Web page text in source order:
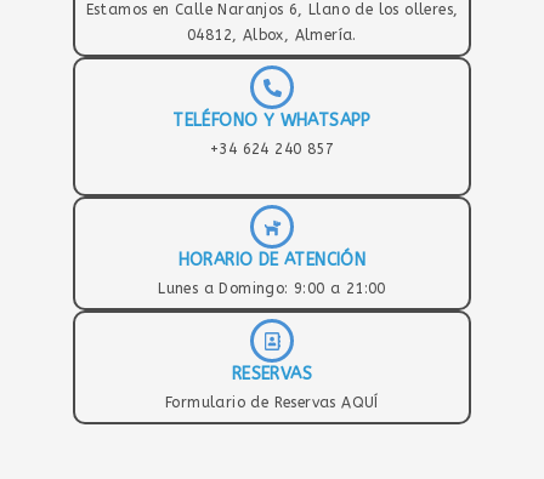
Estamos en Calle Naranjos 6, Llano de los olleres,
04812, Albox, Almería.
TELÉFONO Y WHATSAPP
+34 624 240 857
HORARIO DE ATENCIÓN
Lunes a Domingo: 9:00 a 21:00
RESERVAS
Formulario de Reservas AQUÍ